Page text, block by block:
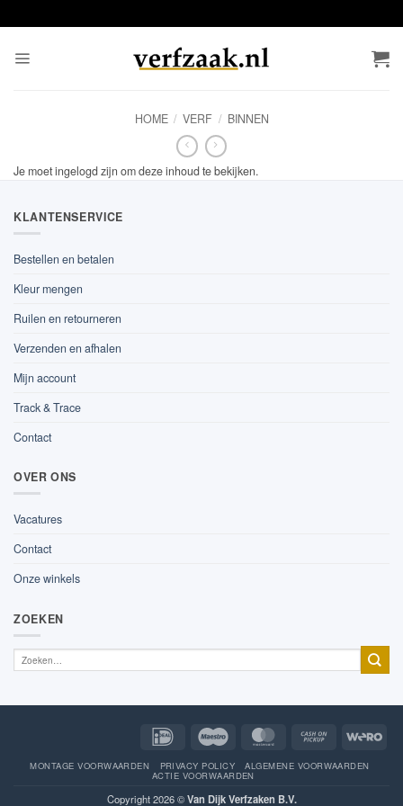
naar
HOME / VERF / BINNEN
Je moet ingelogd zijn om deze inhoud te bekijken.
KLANTENSERVICE
Bestellen en betalen
Kleur mengen
Ruilen en retourneren
Verzenden en afhalen
Mijn account
Track & Trace
Contact
OVER ONS
Vacatures
Contact
Onze winkels
ZOEKEN
IDeal Maestro MasterCard
Cash
Pickup
MONTAGE VOORWAARDEN PRIVACY POLICY ALGEMENE VOORWAARDEN
ACTIE VOORWAARDEN
Copyright 2026 ©Van Dijk Verfzaken B.V.